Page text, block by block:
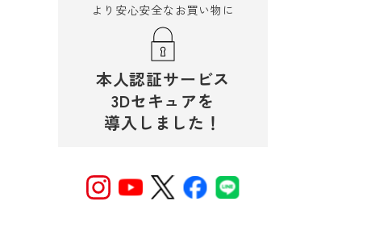
より安心安全なお買い物に
本人認証サービス
3Dセキュアを
導入しました！